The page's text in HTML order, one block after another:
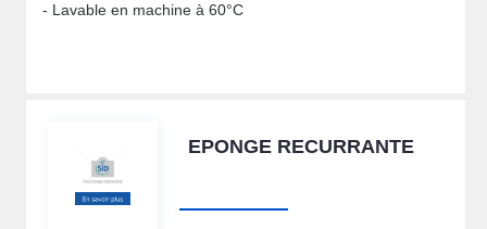
- Lavable en machine à 60°C
EPONGE RECURRANTE